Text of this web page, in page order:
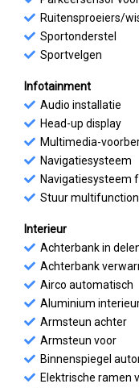
Ruitensproeiers/
Sportonderstel
Sportvelgen
Infotainment
Audio installatie
Head-up display
Multimedia-
Navigatiesysteem
Navigatiesysteem
Stuur
Interieur
Achterbank in
Achterbank
Airco automatisch
Aluminium
Armsteun achter
Armsteun voor
Binnenspiegel
Elektrische ramen